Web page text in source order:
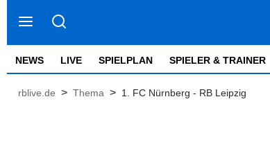
NEWS LIVE SPIELPLAN SPIELER & TRAINER
rblive.de > Thema > 1. FC Nürnberg - RB Leipzig